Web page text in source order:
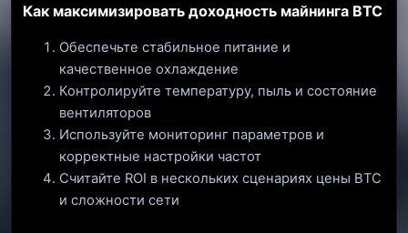
Как максимизировать доходность майнинга BTC
Обеспечьте стабильное питание и
качественное охлаждение
Контролируйте температуру, пыль и состояние
вентиляторов
Используйте мониторинг параметров и
корректные настройки частот
Считайте ROI в нескольких сценариях цены BTC
и сложности сети